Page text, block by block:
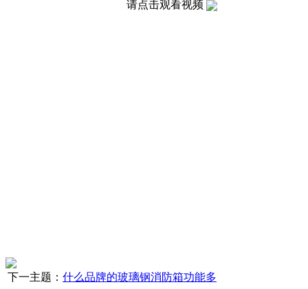
请点击观看视频
下一主题： 什么品牌的玻璃钢消防箱功能多